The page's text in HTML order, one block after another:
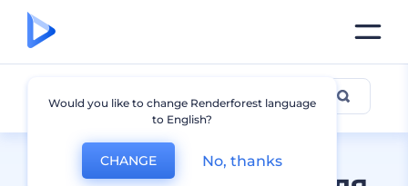
Все дизайны
Would you like to change Renderforest language
to English?
CHANGE No, thanks